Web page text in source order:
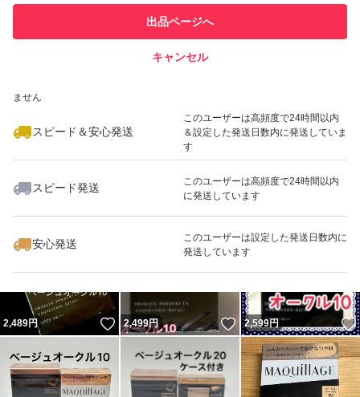
での取引実績があります
ません
スピード＆安心発送
このユーザーは高頻度で24時間以内
＆設定した発送日数内に発送していま
す
スピード発送
このユーザーは高頻度で24時間以内
に発送しています
安心発送
このユーザーは設定した発送日数内に
発送しています
出品ページへ
キャンセル
いいね！
3,630
2,489円 いいね！
2,499円 いいね！
2,599円